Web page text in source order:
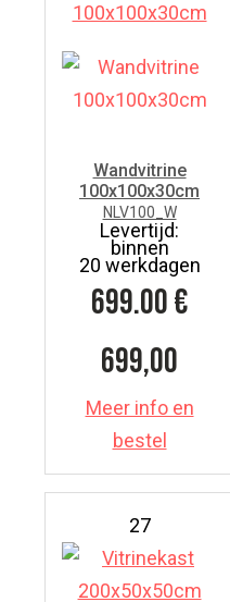
Wandvitrine
100x100x30cm
NLV100_W
Levertijd:
binnen
20 werkdagen
699.00€
699,00
Meer info en
bestel
27